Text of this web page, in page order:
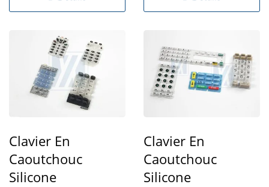
Clavier En
Caoutchouc
Silicone
Clavier En
Caoutchouc
Silicone